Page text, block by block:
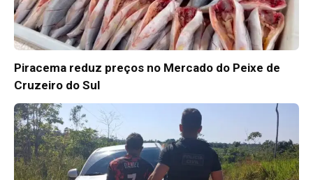
Piracema reduz preços no Mercado do Peixe de
Cruzeiro do Sul